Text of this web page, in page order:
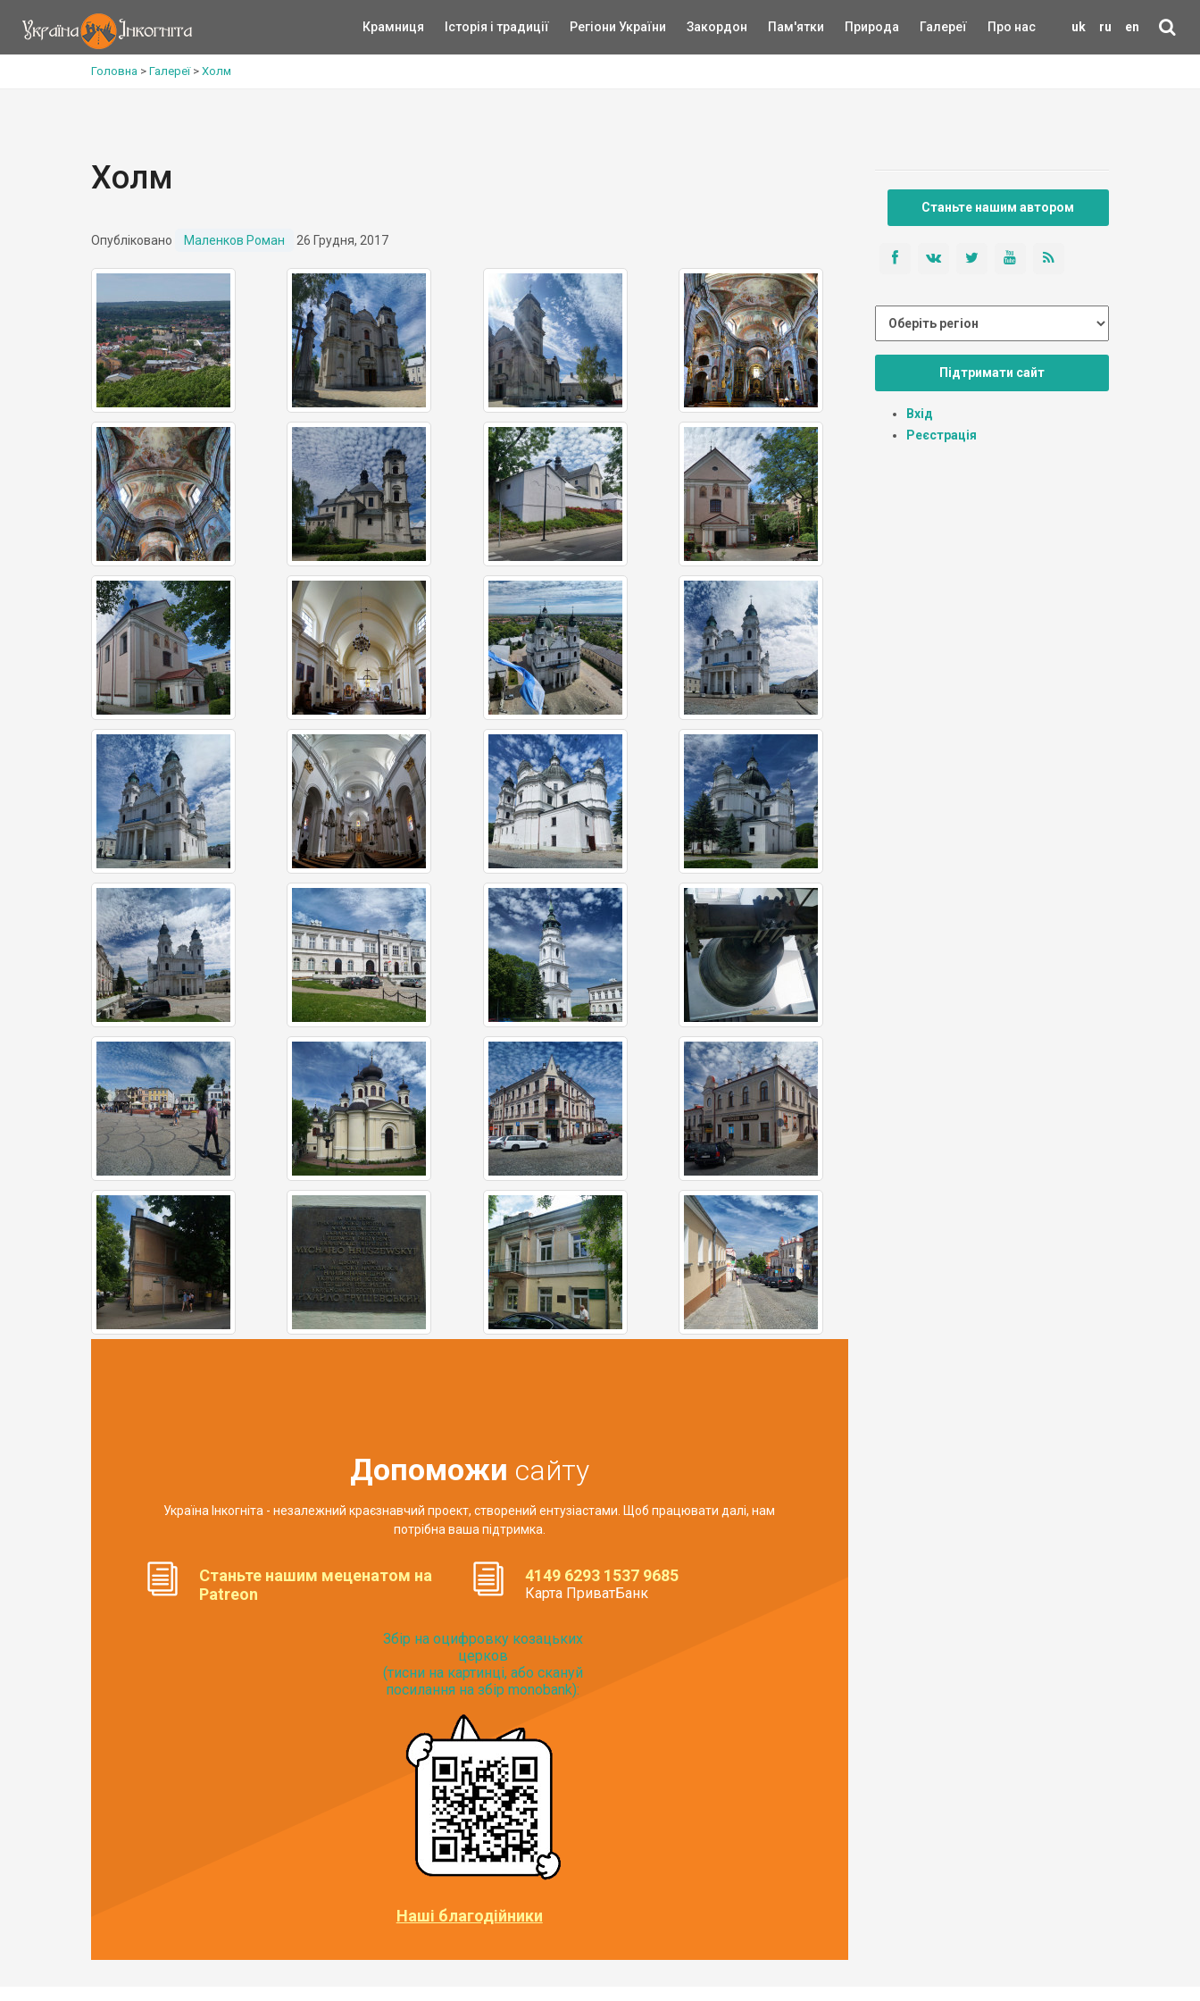
uk ru en
Крамниця Історія і традиції Регіони України Закордон Пам'ятки Природа Галереї Про нас
Головна > Галереї> Холм
Холм
Опубліковано Маленков Роман 26 Грудня, 2017
Допоможи сайту
Україна Інкогніта - незалежний краєзнавчий проект, створений ентузіастами. Щоб працювати далі, нам
потрібна ваша підтримка.
Станьте нашим меценатом на
Patreon
4149 6293 1537 9685
Карта ПриватБанк
Збір на оцифровку козацьких
церков
(тисни на картинці, або скануй
посилання на збір monobank):
Наші благодійники
Станьте нашим автором
Підтримати сайт
Вхід
Реєстрація